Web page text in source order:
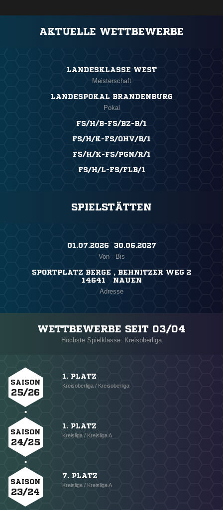
AKTUELLE WETTBEWERBE
LANDESKLASSE WEST
Meisterschaft
LANDESPOKAL BRANDENBURG
Pokal
FS/H/B-FS/BZ-B/1
FS/H/K-FS/OHV/B/1
FS/H/K-FS/PGN/R/1
FS/H/L-FS/FLB/1
SPIELSTÄTTEN
01.07.2026 ​ 30.06.2027
Von - Bis
SPORTPLATZ BERGE , BEHNITZER WEG 2
14641 NAUEN
Adresse
WETTBEWERBE SEIT 03/04
Höchste Spielklasse: Kreisoberliga
SAISON
25/26
1. PLATZ
Kreisoberliga / Kreisoberliga
SAISON
24/25
1. PLATZ
Kreisliga / Kreisliga A
SAISON
23/24
7. PLATZ
Kreisliga / Kreisliga A